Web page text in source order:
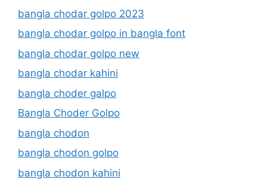
bangla chodar golpo 2023
bangla chodar golpo in bangla font
bangla chodar golpo new
bangla chodar kahini
bangla choder galpo
Bangla Choder Golpo
bangla chodon
bangla chodon golpo
bangla chodon kahini